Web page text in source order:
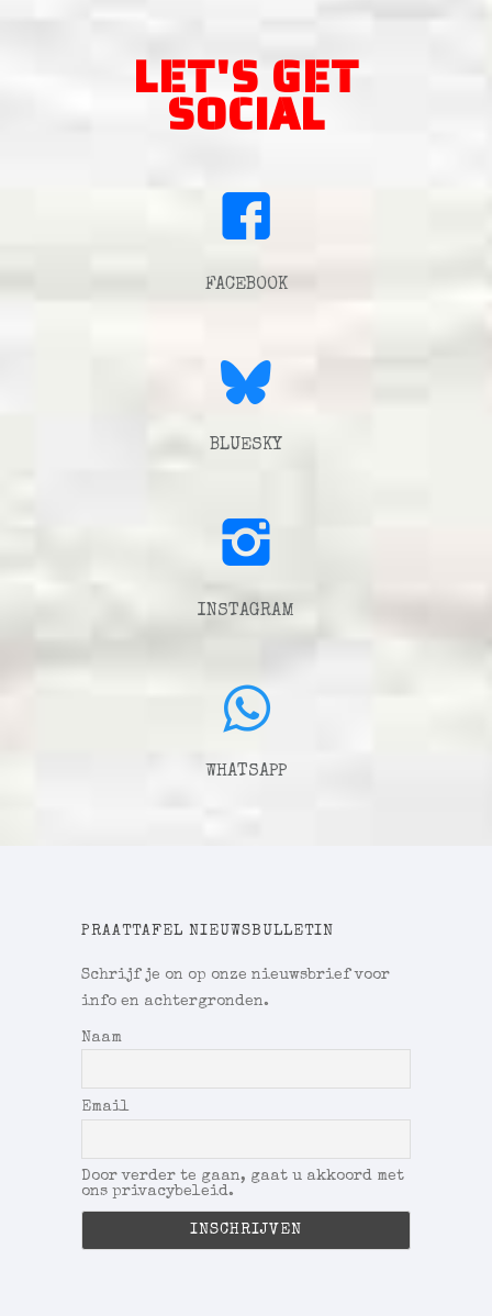
LET'S GET
SOCIAL
FACEBOOK
BLUESKY
INSTAGRAM
WHATSAPP
PRAATTAFEL NIEUWSBULLETIN
Schrijf je on op onze nieuwsbrief voor
info en achtergronden.
Naam
Email
Door verder te gaan, gaat u akkoord met
ons privacybeleid.